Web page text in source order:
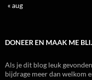
« aug
DONEER EN MAAK ME
Als je dit blog leuk
bijdrage meer dan welkom